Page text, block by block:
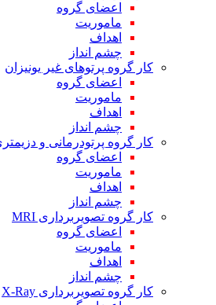
اعضای گروه
ماموریت
اهداف
چشم انداز
کار گروه پرتوهای غیر یونیزان
اعضای گروه
ماموریت
اهداف
چشم انداز
کار گروه پرتودرمانی و دزیمتری
اعضای گروه
ماموریت
اهداف
چشم انداز
کار گروه تصویربرداری MRI
اعضای گروه
ماموریت
اهداف
چشم انداز
کار گروه تصویربرداری X-Ray